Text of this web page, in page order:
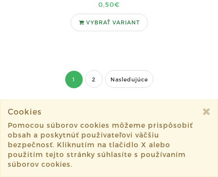
0,50€
VYBRAŤ VARIANT
1 2 Nasledujúce
Cookies
Pomocou súborov cookies môžeme prispôsobiť
obsah a poskytnúť používateľovi väčšiu
bezpečnosť. Kliknutím na tlačidlo X alebo
použitím tejto stránky súhlasíte s používaním
súborov cookies.